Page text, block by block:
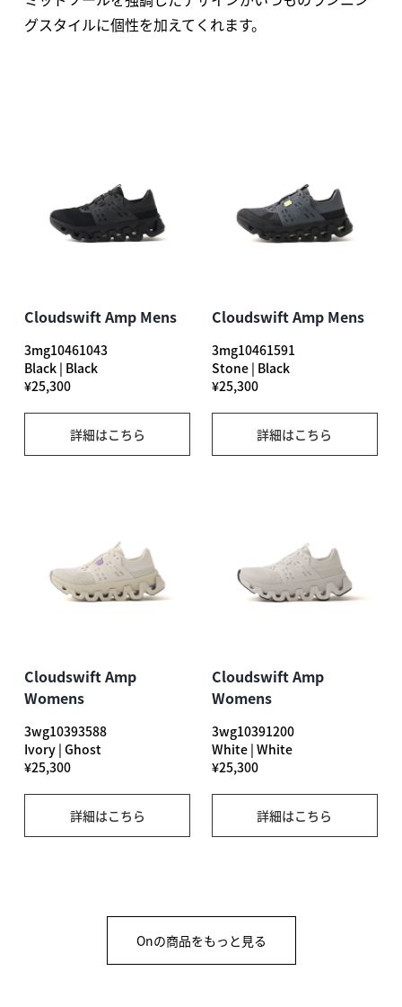
グスタイルに個性を加えてくれます。
Cloudswift Amp Mens
3mg10461043
Black | Black
¥25,300
詳細はこちら
Cloudswift Amp Mens
3mg10461591
Stone | Black
¥25,300
詳細はこちら
Cloudswift Amp
Womens
3wg10393588
Ivory | Ghost
¥25,300
詳細はこちら
Cloudswift Amp
Womens
3wg10391200
White | White
¥25,300
詳細はこちら
Onの商品をもっと見る